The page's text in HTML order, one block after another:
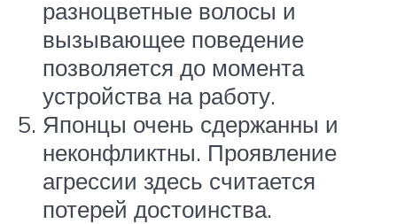
разноцветные волосы и
вызывающее поведение
позволяется до момента
устройства на работу.
Японцы очень сдержанны и
неконфликтны. Проявление
агрессии здесь считается
потерей достоинства.